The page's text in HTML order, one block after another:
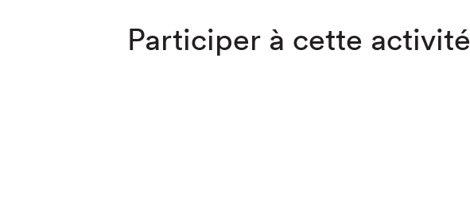
Participer à cette activité